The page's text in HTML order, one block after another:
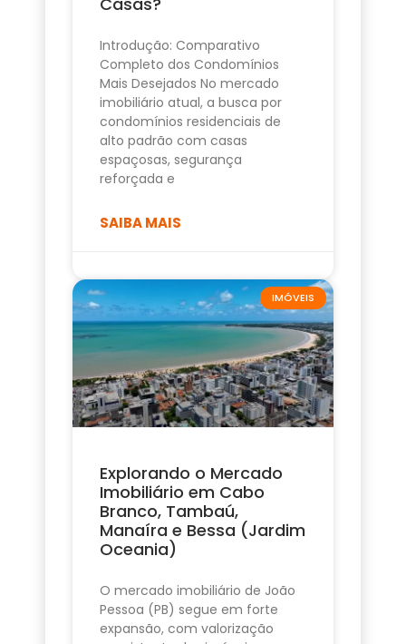
Introdução: Comparativo
Completo dos Condomínios
Mais Desejados No mercado
imobiliário atual, a busca por
condomínios residenciais de
alto padrão com casas
espaçosas, segurança
reforçada e
SAIBA MAIS
IMÓVEIS
Explorando o Mercado
Imobiliário em Cabo
Branco, Tambaú,
Manaíra e Bessa (Jardim
Oceania)
O mercado imobiliário de João
Pessoa (PB) segue em forte
expansão, com valorização